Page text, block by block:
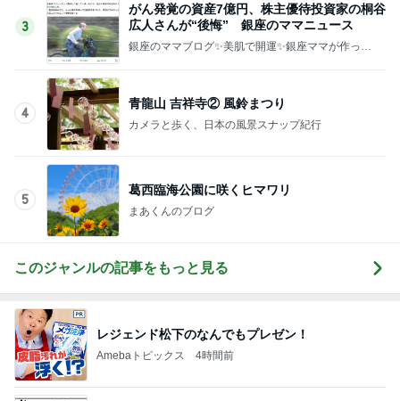
3
がん発覚の資産7億円、株主優待投資家の桐谷
広人さんが“後悔” 銀座のママニュース
銀座のママブログ✨美肌で開運✨銀座ママが作った
4
青龍山 吉祥寺② 風鈴まつり
カメラと歩く、日本の風景スナップ紀行
5
葛西臨海公園に咲くヒマワリ
まあくんのブログ
このジャンルの記事をもっと見る
レジェンド松下のなんでもプレゼン！
Amebaトピックス 4時間前